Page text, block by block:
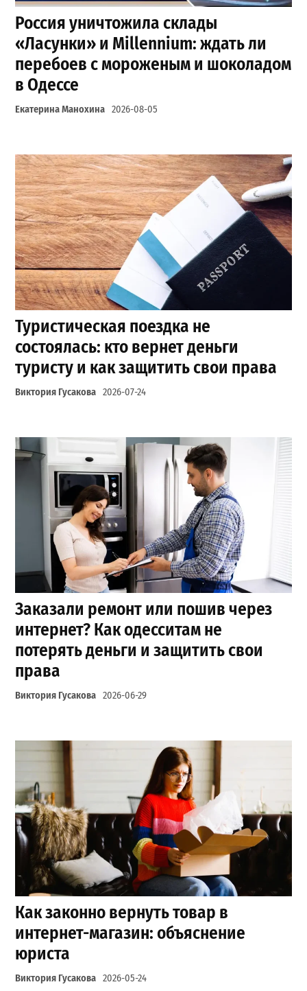
Россия уничтожила склады
«Ласунки» и Millennium: ждать ли
перебоев с мороженым и шоколадом
в Одессе
Екатерина Манохина 2026-08-05
Туристическая поездка не
состоялась: кто вернет деньги
туристу и как защитить свои права
Виктория Гусакова 2026-07-24
Заказали ремонт или пошив через
интернет? Как одесситам не
потерять деньги и защитить свои
права
Виктория Гусакова 2026-06-29
Как законно вернуть товар в
интернет-магазин: объяснение
юриста
Виктория Гусакова 2026-05-24